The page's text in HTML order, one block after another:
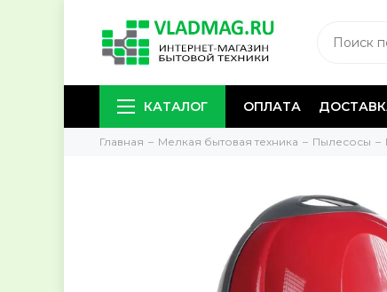
КАТАЛОГ ОПЛАТА
Главная Мелкая бытовая техника Пылесосы